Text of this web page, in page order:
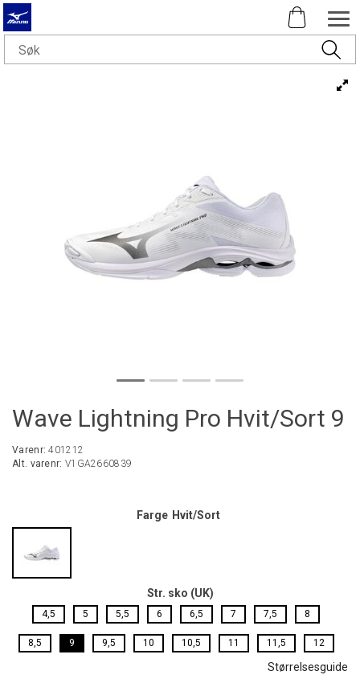
Wave Lightning Pro Hvit/Sort 9
Varenr:401212
Alt. varenr: V1GA2660839
Farge Hvit/Sort
Str. sko (UK)
4,5 5 5,5 6 6,5 7 7,5 8
8,5 9 9,5 10 10,5 11 11,5 12
Størrelsesguide